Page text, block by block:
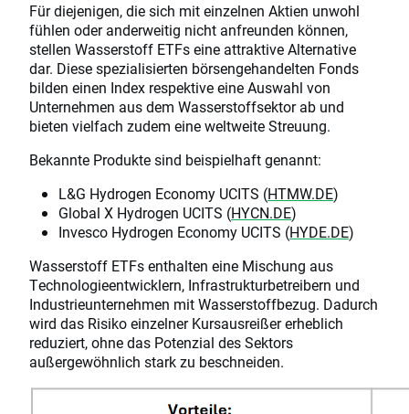
Für diejenigen, die sich mit einzelnen Aktien unwohl
fühlen oder anderweitig nicht anfreunden können,
stellen Wasserstoff ETFs eine attraktive Alternative
dar. Diese spezialisierten börsengehandelten Fonds
bilden einen Index respektive eine Auswahl von
Unternehmen aus dem Wasserstoffsektor ab und
bieten vielfach zudem eine weltweite Streuung.
Bekannte Produkte sind beispielhaft genannt:
L&G Hydrogen Economy UCITS (HTMW.DE)
Global X Hydrogen UCITS (HYCN.DE)
Invesco Hydrogen Economy UCITS (HYDE.DE)
Wasserstoff ETFs enthalten eine Mischung aus
Technologieentwicklern, Infrastrukturbetreibern und
Industrieunternehmen mit Wasserstoffbezug. Dadurch
wird das Risiko einzelner Kursausreißer erheblich
reduziert, ohne das Potenzial des Sektors
außergewöhnlich stark zu beschneiden.